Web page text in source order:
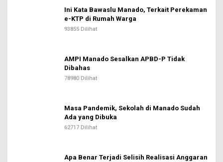
Ini Kata Bawaslu Manado, Terkait Perekaman
e-KTP di Rumah Warga
93855 Dilihat
AMPI Manado Sesalkan APBD-P Tidak
Dibahas
78980 Dilihat
Masa Pandemik, Sekolah di Manado Sudah
Ada yang Dibuka
62717 Dilihat
Apa Benar Terjadi Selisih Realisasi Anggaran